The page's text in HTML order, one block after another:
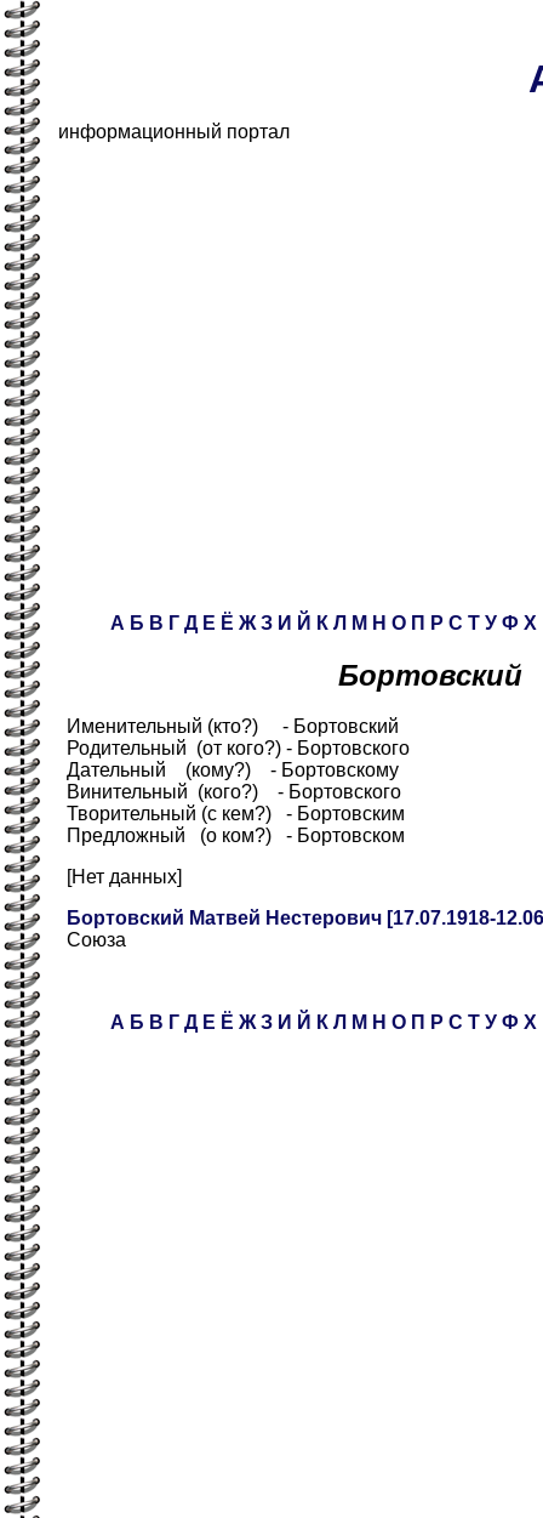
информационный портал
А Б В Г Д Е Ё Ж З И Й К Л М Н О П Р С Т У Ф Х
Бортовский
Именительный (кто?) - Бортовский
Родительный (от кого?) - Бортовского
Дательный (кому?) - Бортовскому
Винительный (кого?) - Бортовского
Творительный (с кем?) - Бортовским
Предложный (о ком?) - Бортовском
[Нет данных]
Бортовский Матвей Нестерович [17.07.1918-
Союза
А Б В Г Д Е Ё Ж З И Й К Л М Н О П Р С Т У Ф Х